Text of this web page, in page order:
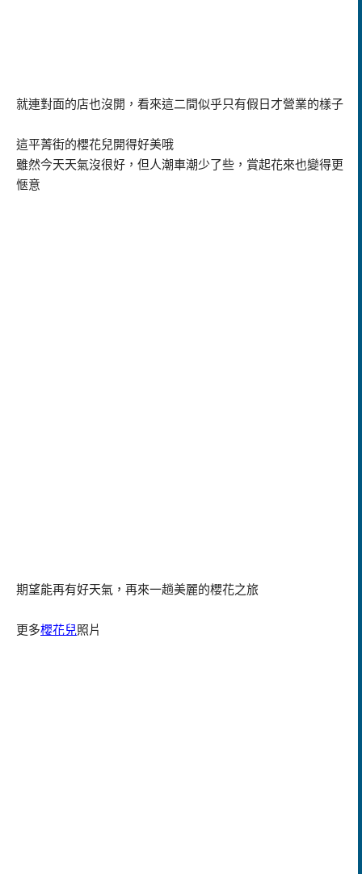
就連對面的店也沒開，看來這二間似乎只有假日才營業的樣子
這平菁街的櫻花兒開得好美哦
雖然今天天氣沒很好，但人潮車潮少了些，賞起花來也變得更
愜意
期望能再有好天氣，再來一趟美麗的櫻花之旅
更多櫻花兒照片